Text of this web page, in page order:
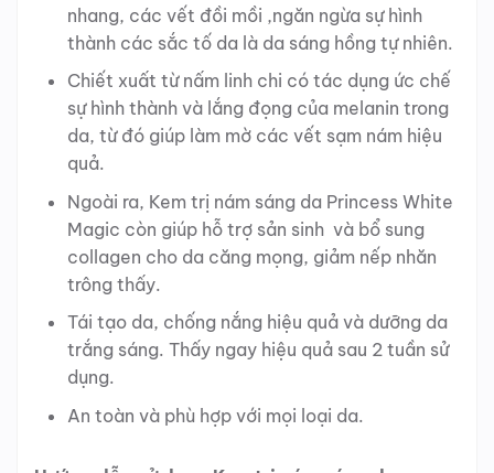
nhang, các vết đồi mồi ,ngăn ngừa sự hình
thành các sắc tố da là da sáng hồng tự nhiên.
Chiết xuất từ nấm linh chi có tác dụng ức chế
sự hình thành và lắng đọng của melanin trong
da, từ đó giúp làm mờ các vết sạm nám hiệu
quả.
Ngoài ra, Kem trị nám sáng da Princess White
Magic còn giúp hỗ trợ sản sinh và bổ sung
collagen cho da căng mọng, giảm nếp nhăn
trông thấy.
Tái tạo da, chống nắng hiệu quả và dưỡng da
trắng sáng. Thấy ngay hiệu quả sau 2 tuần sử
dụng.
An toàn và phù hợp với mọi loại da.